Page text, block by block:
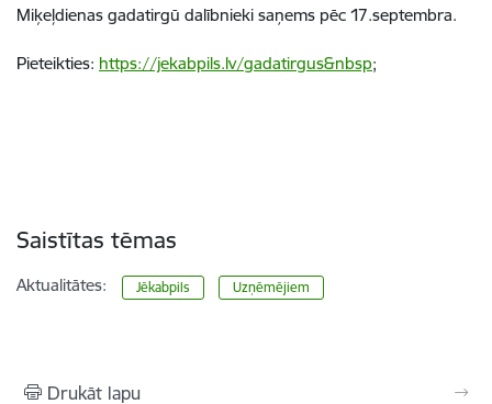
Miķeļdienas gadatirgū dalībnieki saņems pēc 17.septembra.
Pieteikties: https://jekabpils.lv/gadatirgus&nbsp;
Saistītas tēmas
Aktualitātes: Jēkabpils Uzņēmējiem
Drukāt lapu